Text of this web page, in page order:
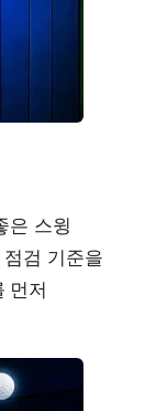
은 스윙
검 기준을
먼저